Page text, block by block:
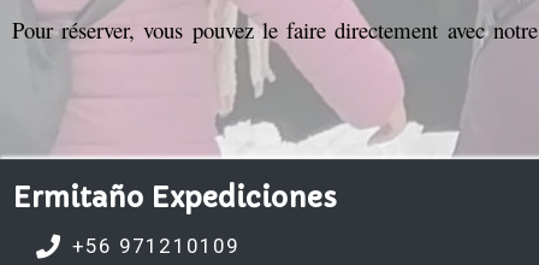
Pour réserver, vous pouvez le faire directement avec
Ermitaño Expediciones
+56 971210109